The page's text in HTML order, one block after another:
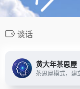
谈话
黄大年茶思屋